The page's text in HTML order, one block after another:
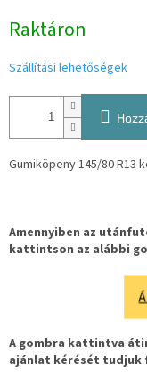
Raktáron
Szállítási lehetőségek
Gumiköpeny 145/80 R13
Amennyiben az
kattintson az alábbi
A gombra kattintva
ajánlat kérését tudjuk